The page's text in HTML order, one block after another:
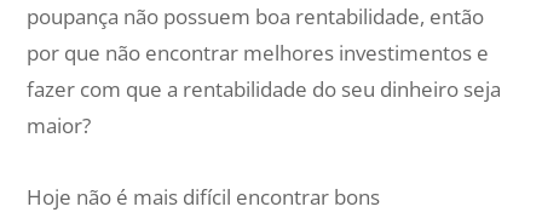
poupança não possuem boa rentabilidade, então
por que não encontrar melhores investimentos e
fazer com que a rentabilidade do seu dinheiro seja
maior?
Hoje não é mais difícil encontrar bons